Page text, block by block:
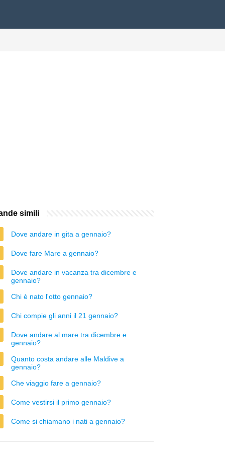
simili
Dove andare in gita a gennaio?
Dove fare Mare a gennaio?
Dove andare in vacanza tra dicembre e
gennaio?
Chi è nato l'otto gennaio?
Chi compie gli anni il 21 gennaio?
Dove andare al mare tra dicembre e
gennaio?
Quanto costa andare alle Maldive a
gennaio?
Che viaggio fare a gennaio?
Come vestirsi il primo gennaio?
Come si chiamano i nati a gennaio?